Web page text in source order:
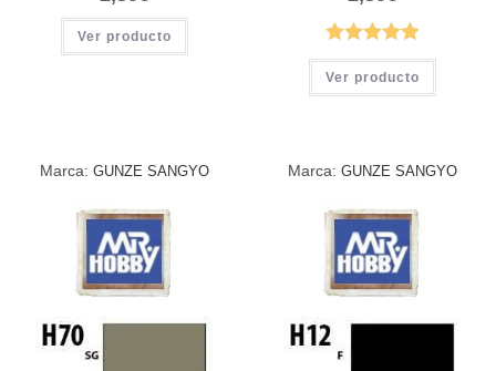
Ver producto
Ver producto
Marca: GUNZE SANGYO Marca: GUNZE SANGYO